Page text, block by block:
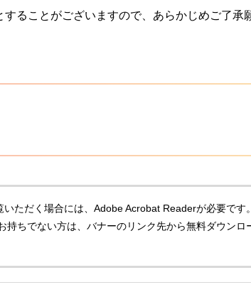
ることがございますので、あらかじめご了承
いただく場合には、Adobe Acrobat Readerが必要です
持ちでない方は、バナーのリンク先から無料ダウンロ